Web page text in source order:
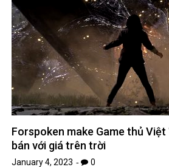
Forspoken make Game thủ Việt
bán với giá trên trời
January 4, 2023 0